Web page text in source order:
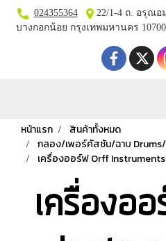
024355364
22/1-4 ถ. อรุณอ
บางกอกน้อย กรุงเทพมหานคร 10700
หน้าแรก
สินค้าทั้งหมด
กลอง/เพอร์คัสชัน/ฉาบ
เครื่องออร์ฟ Orff Instruments
เครื่องอ